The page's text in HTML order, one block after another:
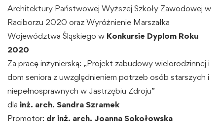
Architektury Państwowej Wyższej Szkoły Zawodowej w
Raciborzu 2020 oraz Wyróżnienie Marszałka
Województwa Śląskiego w Konkursie Dyplom Roku
2020
Za pracę inżynierską: „Projekt zabudowy wielorodzinnej i
dom seniora z uwzględnieniem potrzeb osób starszych i
niepełnosprawnych w Jastrzębiu Zdroju”
dla inż. arch. Sandra Szramek
Promotor: dr inż. arch. Joanna Sokołowska